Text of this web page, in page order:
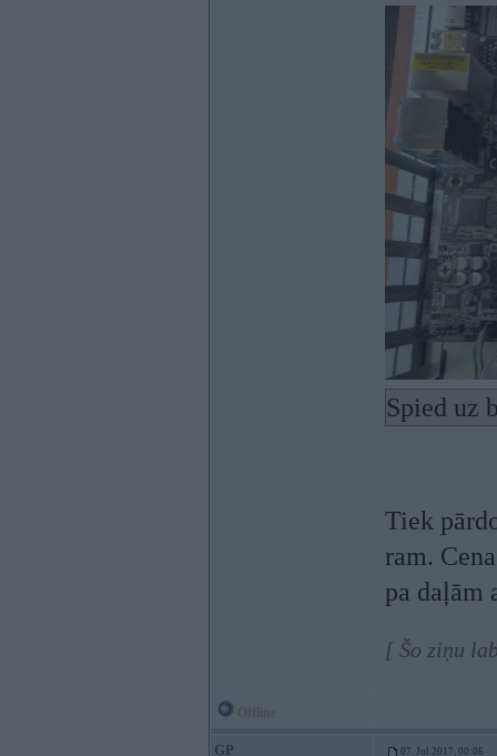
Spied uz
Tiek
ram.
pa daļām
[ Šo ziņu
GP 07. Jul 2017, 00:06